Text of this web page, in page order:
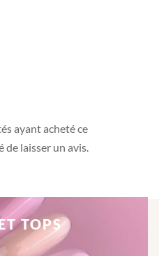
ayant acheté ce
laisser un avis.
TOPS